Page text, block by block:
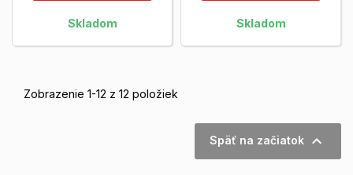
Skladom Skladom
Zobrazenie 1-12 z 12 položiek
Späť na začiatok 